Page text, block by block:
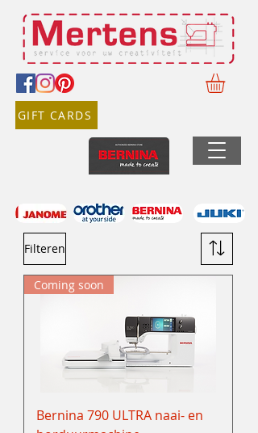
GIFT CARDS
Filteren
Coming soon
Bernina 790 ULTRA naai- en